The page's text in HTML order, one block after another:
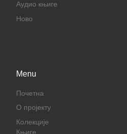
Аудио књиге
Ново
Menu
Почетна
О пројекту
Колекције
Књиге